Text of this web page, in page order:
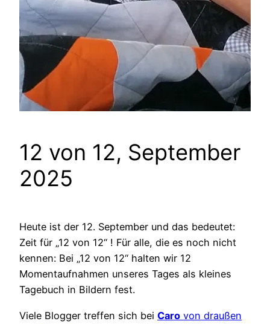
12 von 12, September
2025
Heute ist der 12. September und das bedeutet:
Zeit für „12 von 12“ ! Für alle, die es noch nicht
kennen: Bei „12 von 12“ halten wir 12
Momentaufnahmen unseres Tages als kleines
Tagebuch in Bildern fest.
Viele Blogger treffen sich bei Caro von draußen